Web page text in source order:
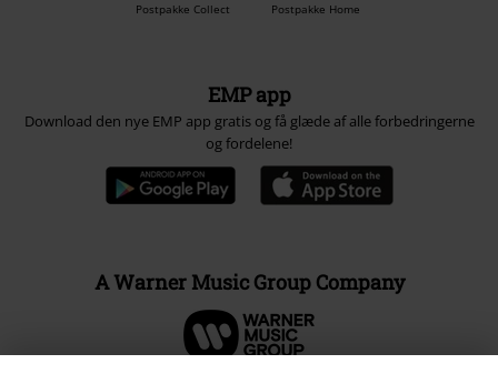
Postpakke Collect Postpakke Home
EMP app
Download den nye EMP app gratis og få glæde af alle forbedringerne
og fordelene!
A Warner Music Group Company